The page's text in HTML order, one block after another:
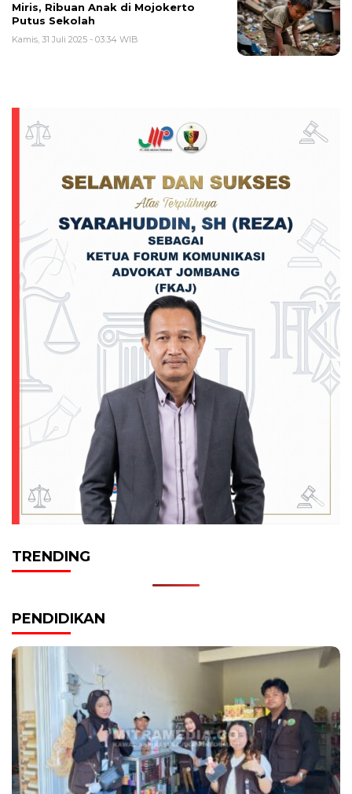
Miris, Ribuan Anak di Mojokerto
Putus Sekolah
Kamis, 31 Juli 2025 - 03:34 WIB
TRENDING
PENDIDIKAN